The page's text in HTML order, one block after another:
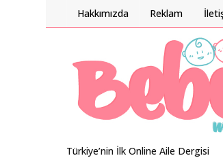
Hakkımızda Reklam
Türkiye’nin İlk Online Aile Dergisi